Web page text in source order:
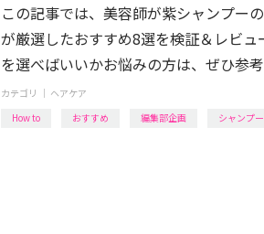
この記事では、美容師が紫シャンプー
が厳選したおすすめ8選を検証＆レビ
を選べばいいかお悩みの方は、ぜひ参
カテゴリ ｜ ヘアケア
How to
おすすめ 編集部企画 シャンプー